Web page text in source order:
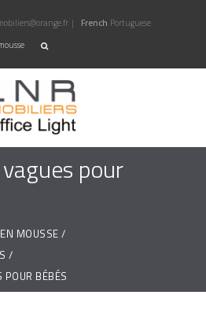
| French Portuguese
pour
MOUSSE
POUR BÉBÉS